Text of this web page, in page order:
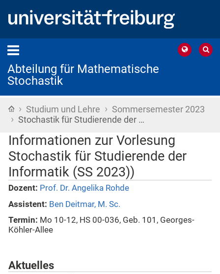
Abteilung für Mathematische
Stochastik
Startseite
› Studium und Lehre › Sommersemester 2023
› Stochastik für Studierende der …
Informationen zur Vorlesung
Stochastik für Studierende der
Informatik (SS 2023))
Dozent: Prof. Dr. Angelika Rohde
Assistent: Ben Deitmar, M. Sc.
Termin: Mo 10-12, HS 00-036, Geb. 101, Georges-
Köhler-Allee
Aktuelles